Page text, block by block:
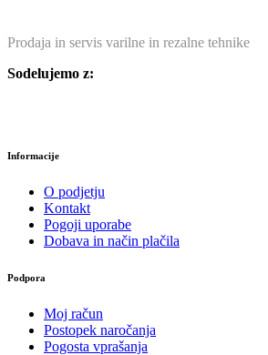
Prodaja in servis varilne in rezalne tehnike
Sodelujemo z:
Informacije
O podjetju
Kontakt
Pogoji uporabe
Dobava in način plačila
Podpora
Moj račun
Postopek naročanja
Pogosta vprašanja